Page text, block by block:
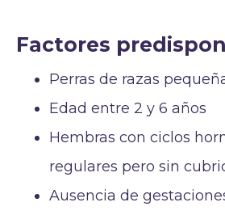
Factores
Perras de razas
Edad entre 2 y 6 años
Hembras con ciclos
regulares pero sin
Ausencia de